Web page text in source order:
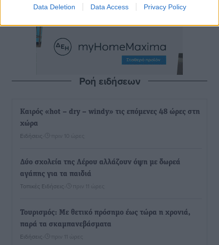
Data Deletion Data Access Privacy Policy
Ροή ειδήσεων
Καιρός «hot – dry – windy» τις επόμενες 48 ώρες στη
χώρα
Ειδήσεις πριν 10 ώρες
Δύο σχολεία της Λέρου αλλάζουν όψη με δωρεά
αγάπης για τα παιδιά
Τοπικές Ειδήσεις πριν 11 ώρες
Τουρισμός: Με θετικό πρόσημο έως τώρα η χρονιά,
παρά τα σκαμπανεβάσματα
Ειδήσεις πριν 11 ώρες